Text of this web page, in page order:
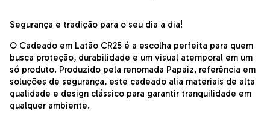
Segurança e tradição para o seu dia a dia!
O Cadeado em Latão CR25 é a escolha perfeita para quem
busca proteção, durabilidade e um visual atemporal em um
só produto. Produzido pela renomada Papaiz, referência em
soluções de segurança, este cadeado alia materiais de alta
qualidade e design clássico para garantir tranquilidade em
qualquer ambiente.